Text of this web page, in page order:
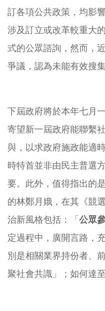
訂各項公共政策，均影
涉及訂立或改革較重大
式的公眾諮詢，然而，
爭議，認為未能有效搜
下屆政府將於本年七月
寄望新一屆政府能聯繫
與，以求政府施政能適
時特首並非由民主普選
要。此外，值得指出的
的林鄭月娥，在其《競
治新風格包括：「 公眾
定過程中，廣開言路，
別是相關業界持份者、
聚社會共識」；如何達